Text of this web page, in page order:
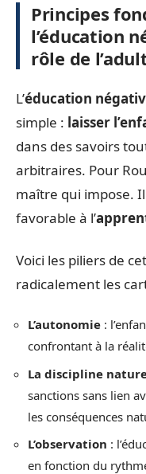
Principes
l’éducation
rôle de
L’éducation
simple : laisser
dans des savoirs
arbitraires. Pour
maître qui impose.
favorable à l’
Voici les piliers de
radicalement les
L’autonomie :
confrontant à la
La discipline
sanctions sans lien
les conséquences
L’observation :
en fonction du